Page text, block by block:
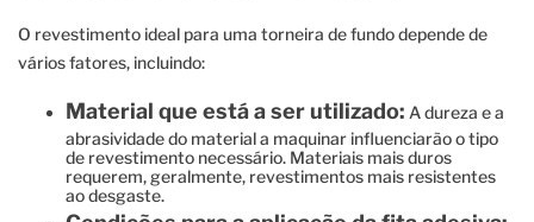
O revestimento ideal para uma torneira de fundo depende de
vários fatores, incluindo:
Material que está a ser utilizado: A dureza e a
abrasividade do material a maquinar influenciarão o tipo
de revestimento necessário. Materiais mais duros
requerem, geralmente, revestimentos mais resistentes
ao desgaste.